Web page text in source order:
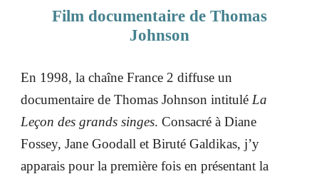
Film documentaire de Thomas
Johnson
En 1998, la chaîne France 2 diffuse un
documentaire de Thomas Johnson intitulé La
Leçon des grands singes. Consacré à Diane
Fossey, Jane Goodall et Biruté Galdikas, j’y
apparais pour la première fois en présentant la